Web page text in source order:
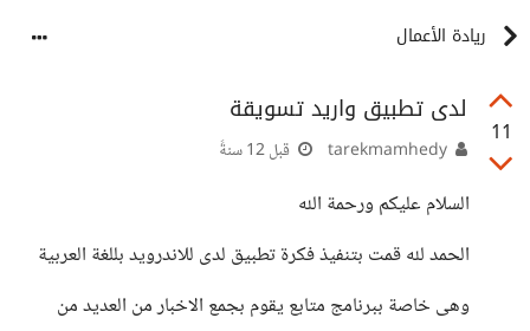
ريادة الأعمال
11
لدى تطبيق واريد تسويقة
قبل 12 سنةً
السلام عليكم ورحمة الله
الحمد لله قمت بتنفيذ فكرة تطبيق لدى للاندرويد بللغة العربية
وهى خاصة ببرنامج متابع يقوم بجمع الاخبار من العديد من